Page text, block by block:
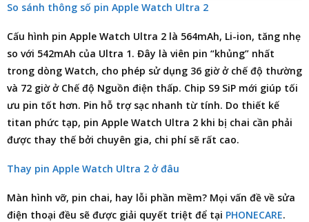
So sánh thông số pin Apple Watch Ultra 2
Cấu hình pin Apple Watch Ultra 2 là 564mAh, Li-ion, tăng nhẹ
so với 542mAh của Ultra 1. Đây là viên pin “khủng” nhất
trong dòng Watch, cho phép sử dụng 36 giờ ở chế độ thường
và 72 giờ ở Chế độ Nguồn điện thấp. Chip S9 SiP mới giúp tối
ưu pin tốt hơn. Pin hỗ trợ sạc nhanh từ tính. Do thiết kế
titan phức tạp, pin Apple Watch Ultra 2 khi bị chai cần phải
được thay thế bởi chuyên gia, chi phí sẽ rất cao.
Thay pin Apple Watch Ultra 2 ở đâu
Màn hình vỡ, pin chai, hay lỗi phần mềm? Mọi vấn đề về sửa
điện thoại đều sẽ được giải quyết triệt để tại PHONECARE.